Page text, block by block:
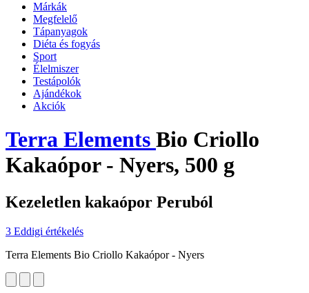
Márkák
Megfelelő
Tápanyagok
Diéta és fogyás
Sport
Élelmiszer
Testápolók
Ajándékok
Akciók
Terra Elements Bio Criollo
Kakaópor - Nyers, 500 g
Kezeletlen kakaópor Peruból
3 Eddigi értékelés
Terra Elements Bio Criollo Kakaópor - Nyers